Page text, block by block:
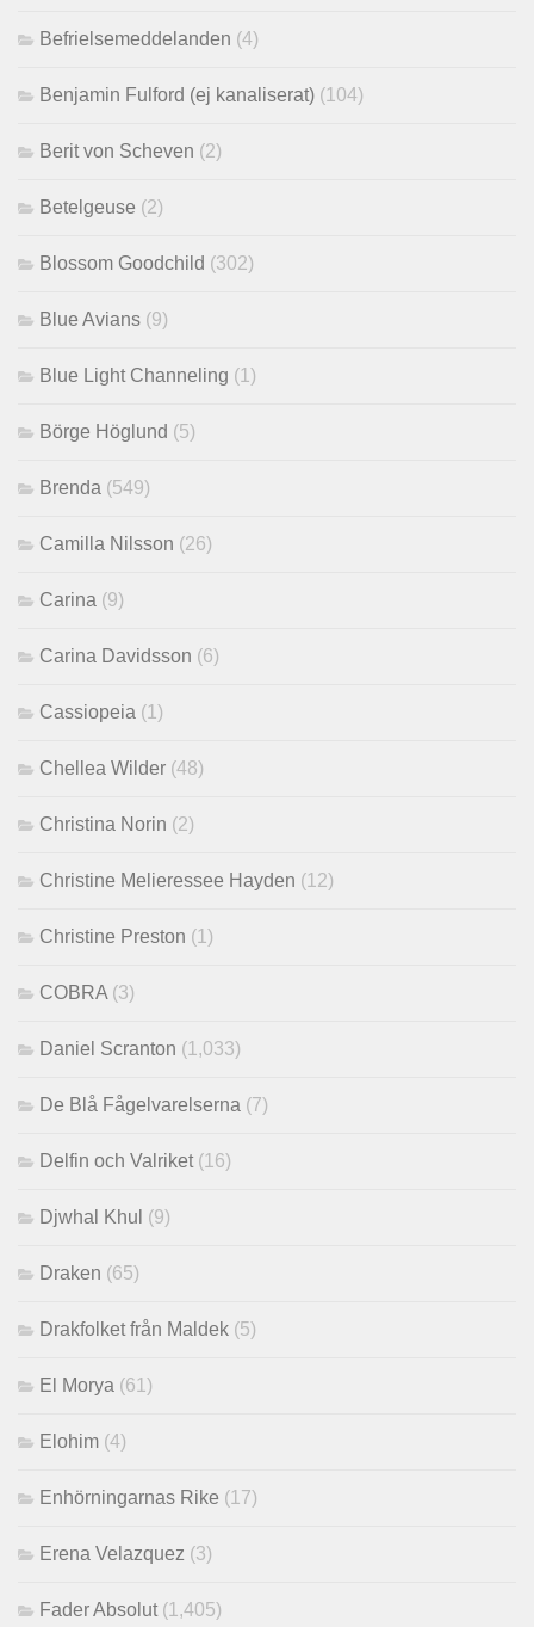
Befrielsemeddelanden (4)
Benjamin Fulford (ej kanaliserat) (104)
Berit von Scheven (2)
Betelgeuse (2)
Blossom Goodchild (302)
Blue Avians (9)
Blue Light Channeling (1)
Börge Höglund (5)
Brenda (549)
Camilla Nilsson (26)
Carina (9)
Carina Davidsson (6)
Cassiopeia (1)
Chellea Wilder (48)
Christina Norin (2)
Christine Melieressee Hayden (12)
Christine Preston (1)
COBRA (3)
Daniel Scranton (1,033)
De Blå Fågelvarelserna (7)
Delfin och Valriket (16)
Djwhal Khul (9)
Draken (65)
Drakfolket från Maldek (5)
El Morya (61)
Elohim (4)
Enhörningarnas Rike (17)
Erena Velazquez (3)
Fader Absolut (1,405)